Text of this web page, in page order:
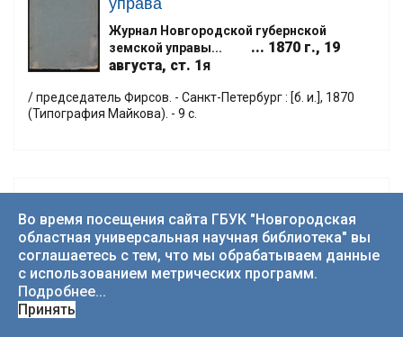
управа
Журнал Новгородской губернской
земской управы...
... 1870 г., 19
августа, ст. 1 я
/ председатель Фирсов. - Санкт-Петербург : [б. и.], 1870
(Типография Майкова). - 9 с.
Н 72
Новгородская
губернская земская
управа
Журнал Новгородской губернской
Во время посещения сайта ГБУК "Новгородская
областная универсальная научная библиотека" вы
соглашаетесь с тем, что мы обрабатываем данные
с использованием метрических программ.
Подробнее...
Принять